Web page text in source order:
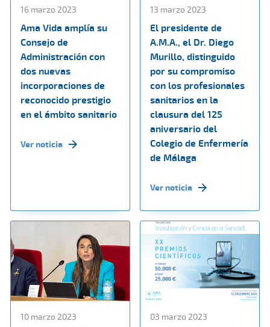
16 marzo 2023
Ama Vida amplía su
Consejo de
Administración con
dos nuevas
incorporaciones de
reconocido prestigio
en el ámbito sanitario
Ver noticia
13 marzo 2023
El presidente de
A.M.A., el Dr. Diego
Murillo, distinguido
por su compromiso
con los profesionales
sanitarios en la
clausura del 125
aniversario del
Colegio de Enfermería
de Málaga
Ver noticia
10 marzo 2023 03 marzo 2023